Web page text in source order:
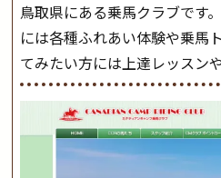
の扶助操作や誘導方法を身に
◆馬場使用状況により、使用
たしますのでご了承くださ
が、落雷・強風等のより、安
く場合がございます。 ◆三木
会や講習会等により、一部レ
鳥取県にある乗馬クラブです
には各種ふれあい体験や乗馬
てみたい方には上達レッスン
方に幅広くお楽しみいただけ
また、お手軽（低価格）に会
つことのできる乗馬クラブで
ーツ競技として、老若男女様